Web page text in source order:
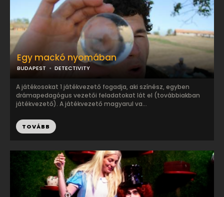
Egy mackó nyomában
BUDAPEST DETECTIVITY
A játékosokat 1 játékvezető fogadja, aki színész, egyben
drámapedagógus vezetői feladatokat lát el (továbbiakban
játékvezető). A játékvezető magyarul va...
TOVÁBB